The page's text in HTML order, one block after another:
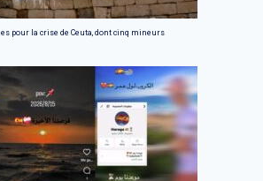
pour la crise de Ceuta, dont cinq mineurs